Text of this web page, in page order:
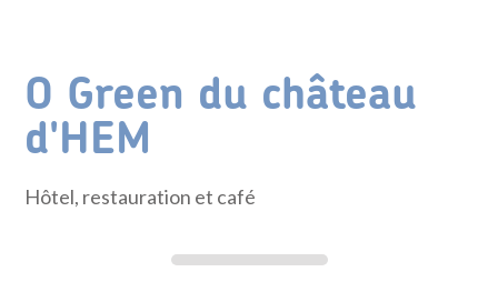
O Green du château
d'HEM
Hôtel, restauration et café